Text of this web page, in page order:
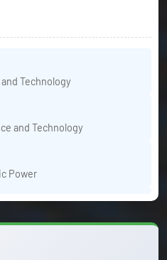
Technology
and Technology
Power